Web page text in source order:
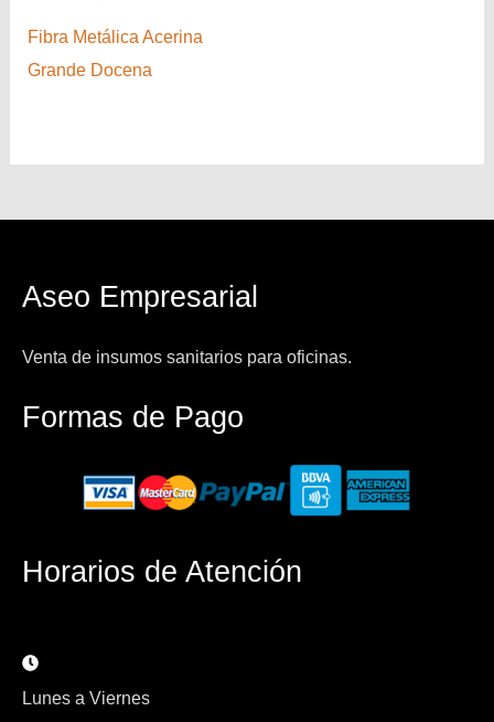
Fibra Metálica Acerina
Grande Docena
Aseo Empresarial
Venta de insumos sanitarios para oficinas.
Formas de Pago
Horarios de Atención
Lunes a Viernes